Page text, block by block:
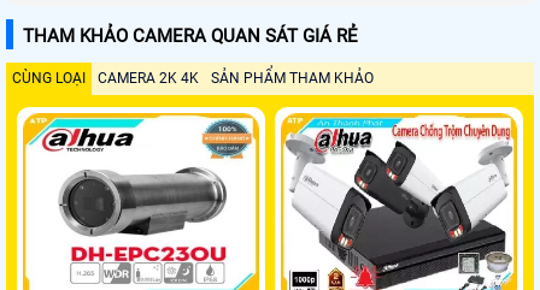
THAM KHẢO CAMERA QUAN SÁT GIÁ RẺ
CÙNG LOẠI CAMERA 2K 4K SẢN PHẨM THAM KHẢO